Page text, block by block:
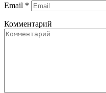
Email *
Комментарий